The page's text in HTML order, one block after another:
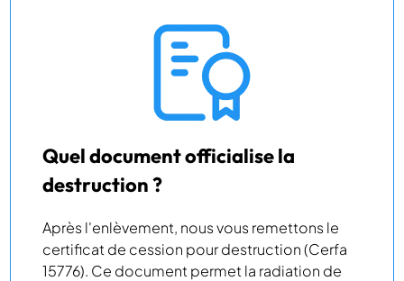
Quel document officialise la
destruction ?
Après l'enlèvement, nous vous remettons le
certificat de cession pour destruction (Cerfa
15776). Ce document permet la radiation de